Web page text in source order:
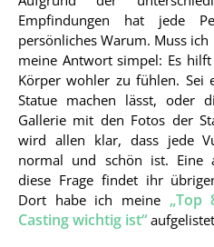
Empfindungen hat jede
persönliches Warum. Muss
meine Antwort simpel: Es
Körper wohler zu fühlen. Sei
Statue machen lässt, oder
Gallerie mit den Fotos der
wird allen klar, dass jede
normal und schön ist. Eine
diese Frage findet ihr
Dort habe ich meine „Top
Casting wichtig ist“